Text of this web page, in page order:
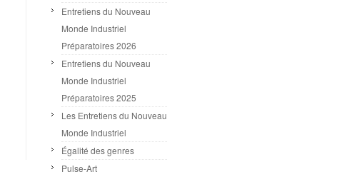
Entretiens du Nouveau
Monde Industriel
Préparatoires 2026
Entretiens du Nouveau
Monde Industriel
Préparatoires 2025
Les Entretiens du Nouveau
Monde Industriel
Égalité des genres
Pulse-Art